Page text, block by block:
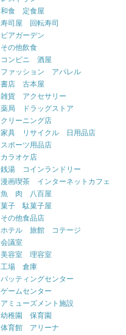
和食 定食屋
寿司屋 回転寿司
ビアガーデン
その他飲食
コンビニ 酒屋
ファッション アパレル
書店 古本屋
雑貨 アクセサリー
薬局 ドラッグストア
クリーニング店
家具 リサイクル 日用品店
スポーツ用品店
カラオケ店
銭湯 コインランドリー
漫画喫茶 インターネットカフェ
魚 肉 八百屋
菓子 駄菓子屋
その他食品店
ホテル 旅館 コテージ
会議室
美容室 理容室
工場 倉庫
バッティングセンター
ゲームセンター
アミューズメント施設
幼稚園 保育園
体育館 アリーナ